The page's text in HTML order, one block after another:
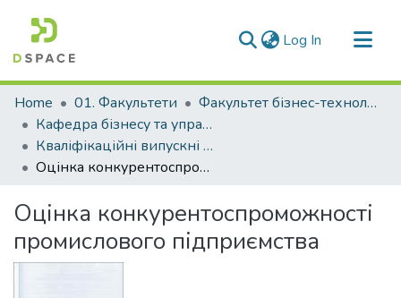
Log In (current)
Communities & Collections
All of DSpace
Statistics
Home 01. Факультети
Факультет бізнес-технологій та економіки
Кафедра бізнесу та управління (Кафедра Б та У)
Кваліфікаційні випускні роботи здобувачів вищої освіти кафедри Б та У
Оцінка конкурентоспроможності промислового підприємства
Оцінка конкурентоспроможності
промислового підприємства